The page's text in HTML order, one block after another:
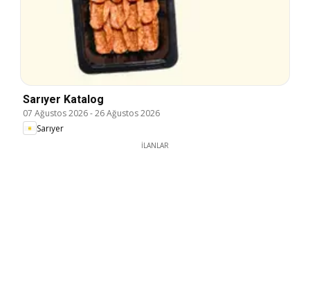
Sarıyer Katalog
07 Ağustos 2026-26 Ağustos 2026
Sarıyer
İLANLAR